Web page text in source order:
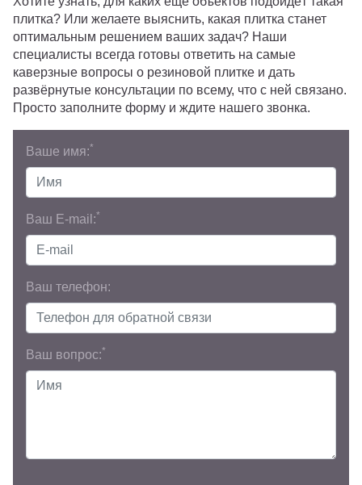
плитка? Или желаете выяснить, какая плитка станет
оптимальным решением ваших задач? Наши
специалисты всегда готовы ответить на самые
каверзные вопросы о резиновой плитке и дать
развёрнутые консультации по всему, что с ней связано.
Просто заполните форму и ждите нашего звонка.
Ваше имя:*
Ваш E-mail:*
Ваш телефон:
Ваш вопрос:*